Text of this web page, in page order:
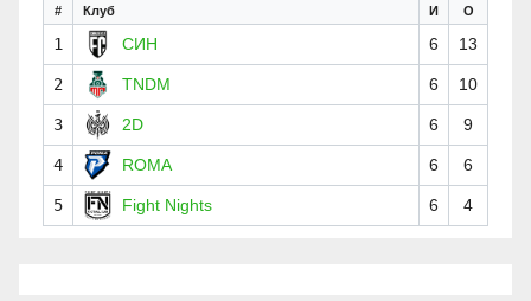
# Клуб И О
1 СИН 6 13
2 TNDM 6 10
3 2D 6 9
4 ROMA 6 6
5 Fight Nights 6 4